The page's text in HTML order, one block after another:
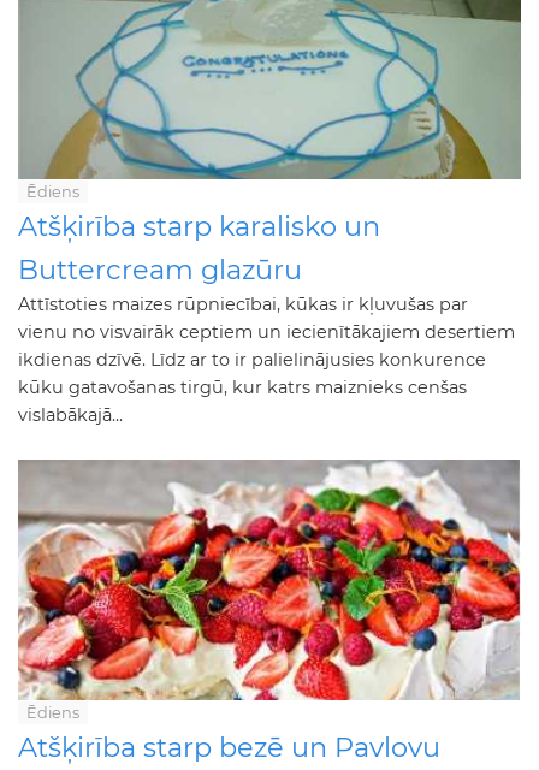
Ēdiens
Atšķirība starp karalisko un
Buttercream glazūru
Attīstoties maizes rūpniecībai, kūkas ir kļuvušas par
vienu no visvairāk ceptiem un iecienītākajiem desertiem
ikdienas dzīvē. Līdz ar to ir palielinājusies konkurence
kūku gatavošanas tirgū, kur katrs maiznieks cenšas
vislabākajā...
Ēdiens
Atšķirība starp bezē un Pavlovu